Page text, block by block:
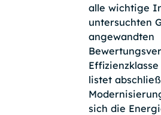
alle wichtige
untersuchten
angewandten
listet
sich die